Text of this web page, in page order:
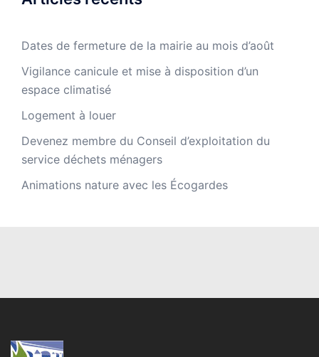
Dates de fermeture de la mairie au mois d’août
Vigilance canicule et mise à disposition d’un
espace climatisé
Logement à louer
Devenez membre du Conseil d’exploitation du
service déchets ménagers
Animations nature avec les Écogardes